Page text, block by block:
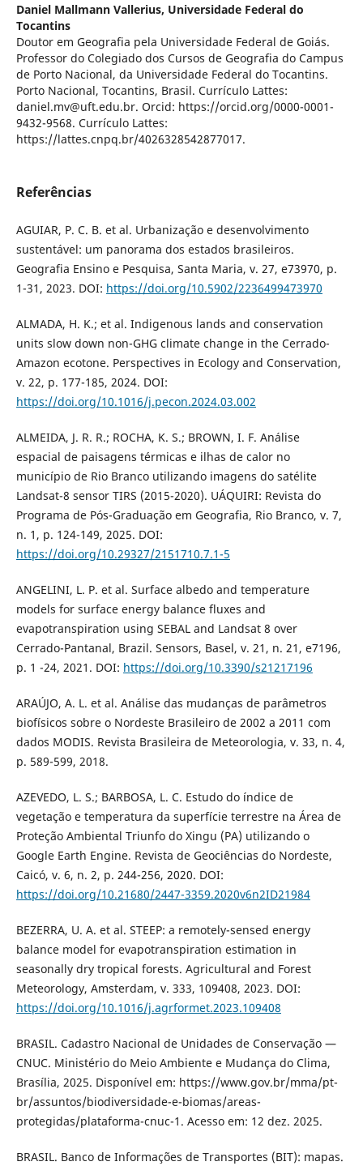
Daniel Mallmann Vallerius, Universidade Federal do
Tocantins
Doutor em Geografia pela Universidade Federal de Goiás.
Professor do Colegiado dos Cursos de Geografia do Campus
de Porto Nacional, da Universidade Federal do Tocantins.
Porto Nacional, Tocantins, Brasil. Currículo Lattes:
daniel.mv@uft.edu.br. Orcid: https://orcid.org/0000-0001-
9432-9568. Currículo Lattes:
https://lattes.cnpq.br/4026328542877017.
Referências
AGUIAR, P. C. B. et al. Urbanização e desenvolvimento
sustentável: um panorama dos estados brasileiros.
Geografia Ensino e Pesquisa, Santa Maria, v. 27, e73970, p.
1-31, 2023. DOI: https://doi.org/10.5902/2236499473970
ALMADA, H. K.; et al. Indigenous lands and conservation
units slow down non-GHG climate change in the Cerrado-
Amazon ecotone. Perspectives in Ecology and Conservation,
v. 22, p. 177-185, 2024. DOI:
https://doi.org/10.1016/j.pecon.2024.03.002
ALMEIDA, J. R. R.; ROCHA, K. S.; BROWN, I. F. Análise
espacial de paisagens térmicas e ilhas de calor no
município de Rio Branco utilizando imagens do satélite
Landsat-8 sensor TIRS (2015-2020). UÁQUIRI: Revista do
Programa de Pós-Graduação em Geografia, Rio Branco, v. 7,
n. 1, p. 124-149, 2025. DOI:
https://doi.org/10.29327/2151710.7.1-5
ANGELINI, L. P. et al. Surface albedo and temperature
models for surface energy balance fluxes and
evapotranspiration using SEBAL and Landsat 8 over
Cerrado-Pantanal, Brazil. Sensors, Basel, v. 21, n. 21, e7196,
p. 1 -24, 2021. DOI: https://doi.org/10.3390/s21217196
ARAÚJO, A. L. et al. Análise das mudanças de parâmetros
biofísicos sobre o Nordeste Brasileiro de 2002 a 2011 com
dados MODIS. Revista Brasileira de Meteorologia, v. 33, n. 4,
p. 589-599, 2018.
AZEVEDO, L. S.; BARBOSA, L. C. Estudo do índice de
vegetação e temperatura da superfície terrestre na Área de
Proteção Ambiental Triunfo do Xingu (PA) utilizando o
Google Earth Engine. Revista de Geociências do Nordeste,
Caicó, v. 6, n. 2, p. 244-256, 2020. DOI:
https://doi.org/10.21680/2447-3359.2020v6n2ID21984
BEZERRA, U. A. et al. STEEP: a remotely-sensed energy
balance model for evapotranspiration estimation in
seasonally dry tropical forests. Agricultural and Forest
Meteorology, Amsterdam, v. 333, 109408, 2023. DOI:
https://doi.org/10.1016/j.agrformet.2023.109408
BRASIL. Cadastro Nacional de Unidades de Conservação —
CNUC. Ministério do Meio Ambiente e Mudança do Clima,
Brasília, 2025. Disponível em: https://www.gov.br/mma/pt-
br/assuntos/biodiversidade-e-biomas/areas-
protegidas/plataforma-cnuc-1. Acesso em: 12 dez. 2025.
BRASIL. Banco de Informações de Transportes (BIT): mapas.